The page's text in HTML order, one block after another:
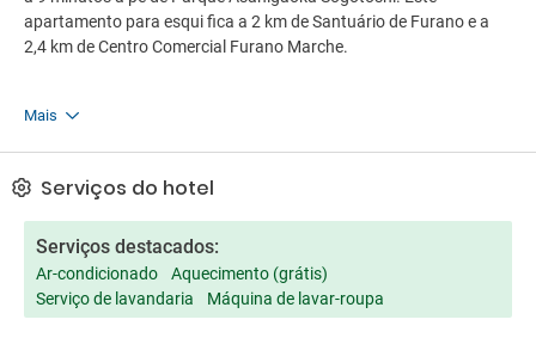
apartamento para esqui fica a 2 km de Santuário de Furano e a
2,4 km de Centro Comercial Furano Marche.
Mais
Serviços do hotel
Serviços destacados:
Ar-condicionado
Aquecimento (grátis)
Serviço de lavandaria
Máquina de lavar-roupa